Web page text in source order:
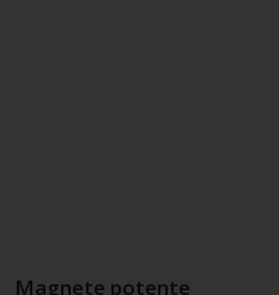
Magnete potente